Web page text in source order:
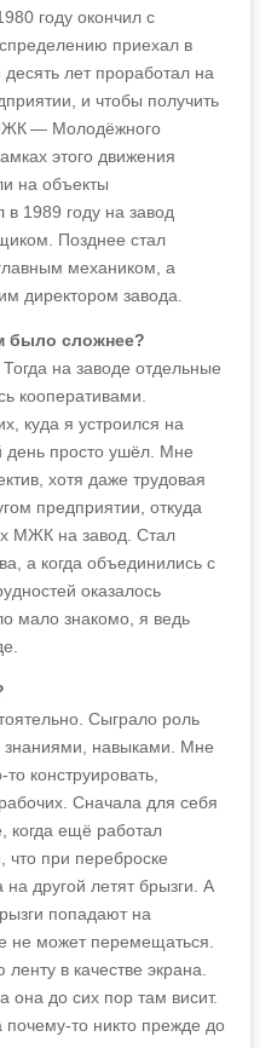
году окончил с
приехал в
лет проработал на
и чтобы получить
— Молодёжного
этого движения
на объекты
в 1989 году на завод
Позднее стал
механиком, а
директором завода.
было сложнее?
на заводе отдельные
кооперативами.
куда я устроился на
день просто ушёл. Мне
хотя даже трудовая
предприятии, откуда
МЖК на завод. Стал
а когда объединились с
оказалось
мало знакомо, я ведь
Сыграло роль
навыками. Мне
конструировать,
Сначала для себя
когда ещё работал
при переброске
другой летят брызги. А
попадают на
не может перемещаться.
в качестве экрана.
она до сих пор там висит.
почему-то никто прежде до